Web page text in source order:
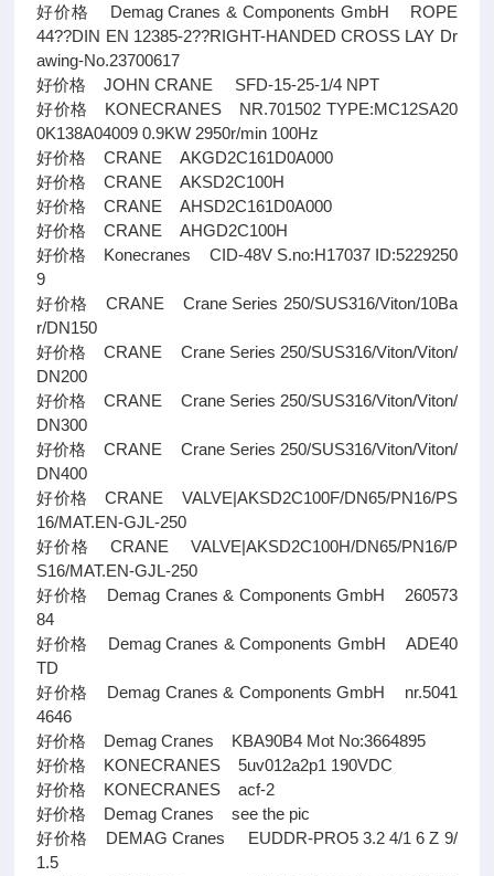
好价格 Demag Cranes & Components GmbH ROPE
44??DIN EN 12385-2??RIGHT-HANDED CROSS LAY Dr
awing-No.23700617
好价格 JOHN CRANE SFD-15-25-1/4 NPT
好价格 KONECRANES NR.701502 TYPE:MC12SA20
0K138A04009 0.9KW 2950r/min 100Hz
好价格 CRANE AKGD2C161D0A000
好价格 CRANE AKSD2C100H
好价格 CRANE AHSD2C161D0A000
好价格 CRANE AHGD2C100H
好价格 Konecranes CID-48V S.no:H17037 ID:5229250
9
好价格 CRANE Crane Series 250/SUS316/Viton/10Ba
r/DN150
好价格 CRANE Crane Series 250/SUS316/Viton/Viton/
DN200
好价格 CRANE Crane Series 250/SUS316/Viton/Viton/
DN300
好价格 CRANE Crane Series 250/SUS316/Viton/Viton/
DN400
好价格 CRANE VALVE|AKSD2C100F/DN65/PN16/PS
16/MAT.EN-GJL-250
好价格 CRANE VALVE|AKSD2C100H/DN65/PN16/P
S16/MAT.EN-GJL-250
好价格 Demag Cranes & Components GmbH 260573
84
好价格 Demag Cranes & Components GmbH ADE40
TD
好价格 Demag Cranes & Components GmbH nr.5041
4646
好价格 Demag Cranes KBA90B4 Mot No:3664895
好价格 KONECRANES 5uv012a2p1 190VDC
好价格 KONECRANES acf-2
好价格 Demag Cranes see the pic
好价格 DEMAG Cranes EUDDR-PRO5 3.2 4/1 6 Z 9/
1.5